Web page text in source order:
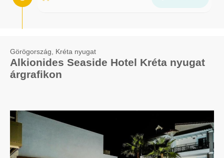
Görögország, Kréta nyugat
Alkionides Seaside Hotel Kréta nyugat
árgrafikon